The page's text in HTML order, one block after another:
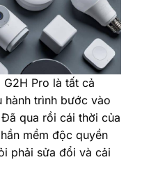
Pro là tất cả
hành trình bước vào
qua rồi cái thời của
mềm độc quyền
phải sửa đổi và cải